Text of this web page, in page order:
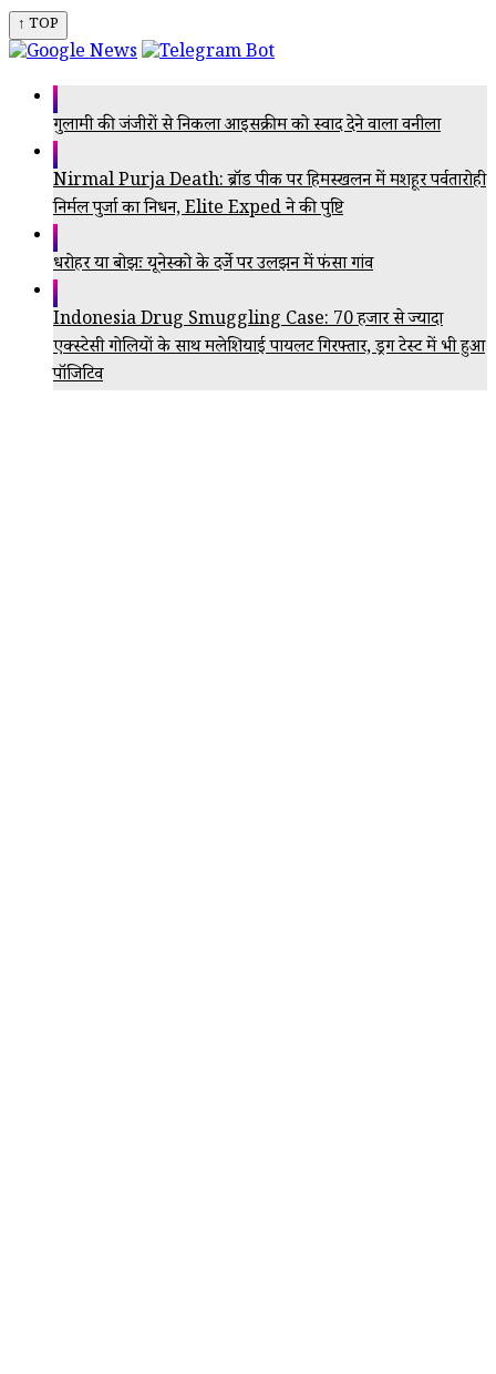
↑ TOP
गुलामी की जंजीरों से निकला आइसक्रीम को स्वाद देने वाला वनीला
Nirmal Purja Death: ब्रॉड पीक पर हिमस्खलन में मशहूर पर्वतारोही
निर्मल पुर्जा का निधन, Elite Exped ने की पुष्टि
धरोहर या बोझः यूनेस्को के दर्जे पर उलझन में फंसा गांव
Indonesia Drug Smuggling Case: 70 हजार से ज्यादा
एक्स्टेसी गोलियों के साथ मलेशियाई पायलट गिरफ्तार, ड्रग टेस्ट में भी हुआ
पॉजिटिव